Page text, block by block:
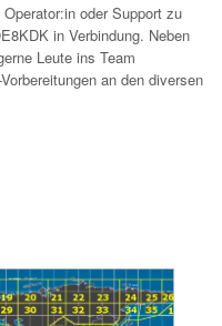
oder Support zu
in Verbindung. Neben
Leute ins Team
an den diversen